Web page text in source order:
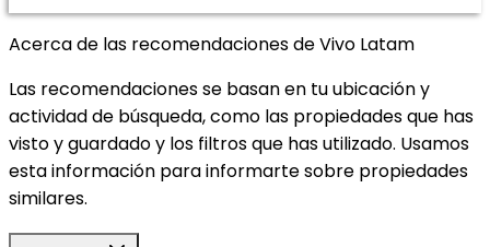
Acerca de las recomendaciones de Vivo Latam
Las recomendaciones se basan en tu ubicación y
actividad de búsqueda, como las propiedades que has
visto y guardado y los filtros que has utilizado. Usamos
esta información para informarte sobre propiedades
similares.